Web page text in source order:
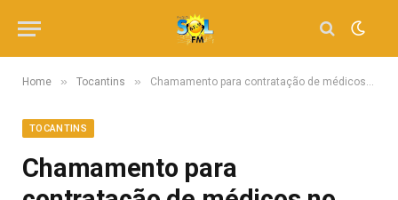
Home » Tocantins » Chamamento para contratação de médicos no Tocantins prevê salários acima de R$ 22 mil; veja especialidades
TOCANTINS
Chamamento para